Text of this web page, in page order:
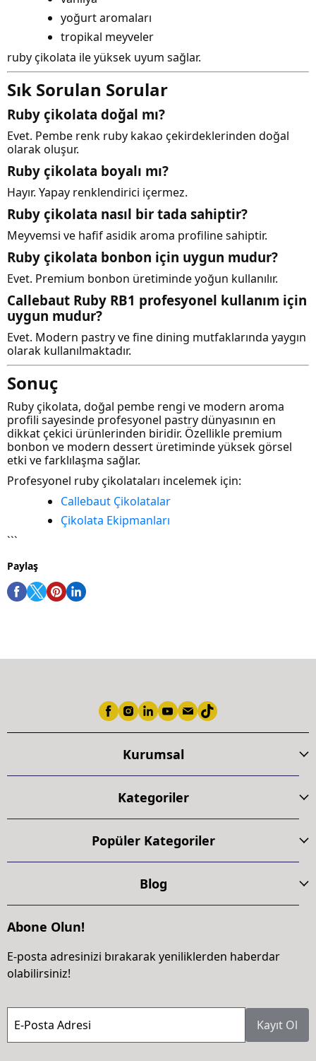
Paylaş
yoğurt aromaları
tropikal meyveler
ruby çikolata ile yüksek uyum sağlar.
Sık Sorulan Sorular
Ruby çikolata doğal mı?
Evet. Pembe renk ruby kakao çekirdeklerinden doğal
olarak oluşur.
Ruby çikolata boyalı mı?
Hayır. Yapay renklendirici içermez.
Ruby çikolata nasıl bir tada sahiptir?
Meyvemsi ve hafif asidik aroma profiline sahiptir.
Ruby çikolata bonbon için uygun mudur?
Evet. Premium bonbon üretiminde yoğun kullanılır.
Callebaut Ruby RB1 profesyonel kullanım için
uygun mudur?
Evet. Modern pastry ve fine dining mutfaklarında yaygın
olarak kullanılmaktadır.
Sonuç
Ruby çikolata, doğal pembe rengi ve modern aroma
profili sayesinde profesyonel pastry dünyasının en
dikkat çekici ürünlerinden biridir. Özellikle premium
bonbon ve modern dessert üretiminde yüksek görsel
etki ve farklılaşma sağlar.
Profesyonel ruby çikolataları incelemek için:
Callebaut Çikolatalar
Çikolata Ekipmanları
```
Kurumsal
Kategoriler
Popüler Kategoriler
Blog
Abone Olun!
E-posta adresinizi bırakarak yeniliklerden haberdar
olabilirsiniz!
E-Posta Adresi Kayıt Ol